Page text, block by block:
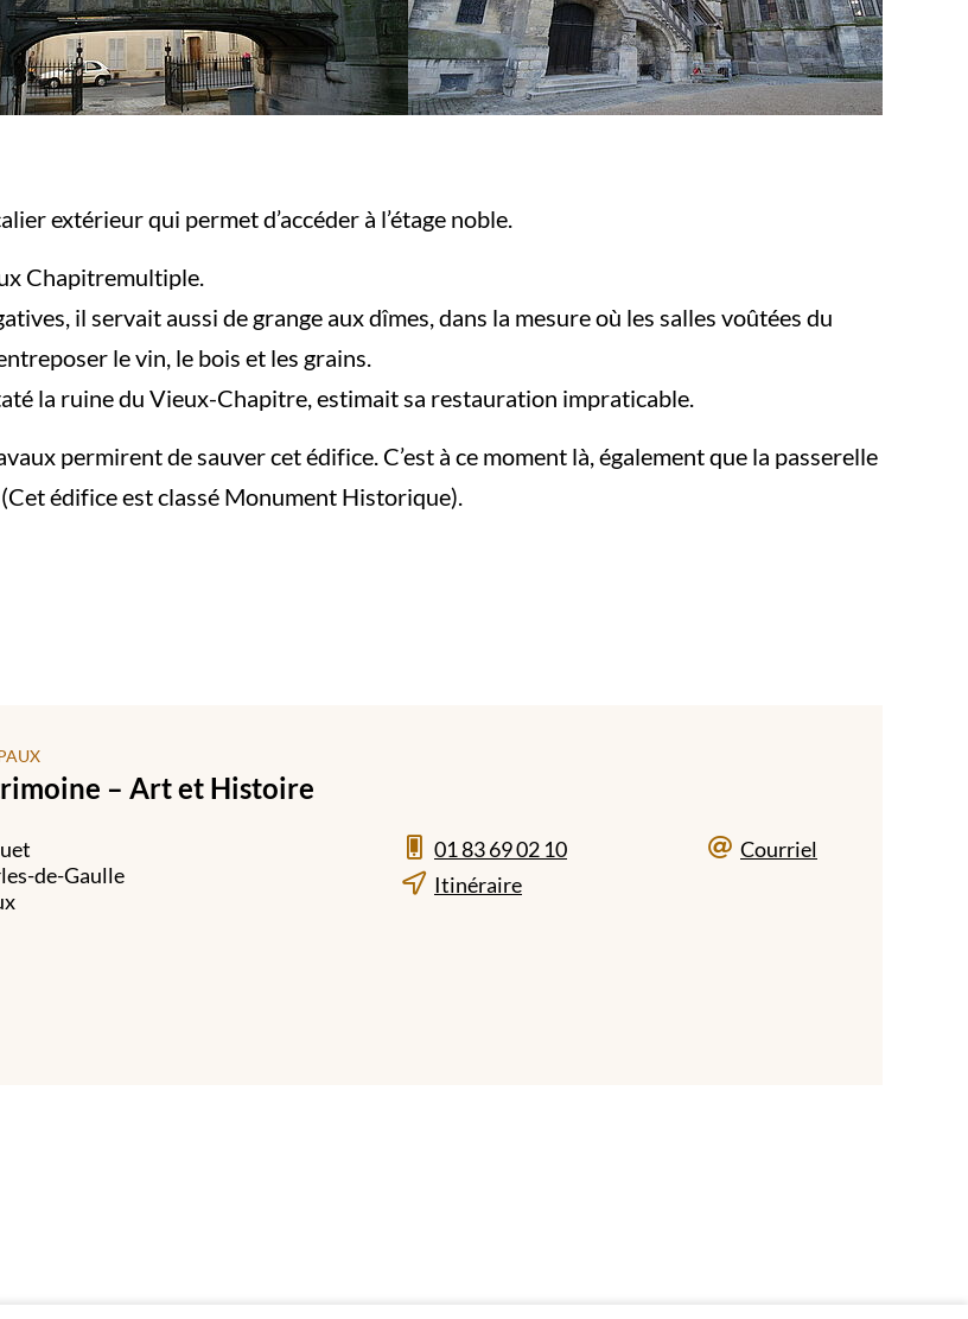
extérieur qui permet d’accéder à l’étage noble.
Chapitremultiple.
il servait aussi de grange aux dîmes, dans la mesure où les salles voûtées du
le vin, le bois et les grains.
la ruine du Vieux-Chapitre, estimait sa restauration impraticable.
permirent de sauver cet édifice. C’est à ce moment là, également que la passerelle
édifice est classé Monument Historique).
– Art et Histoire
de-Gaulle
01 83 69 02 10
Itinéraire
Courriel